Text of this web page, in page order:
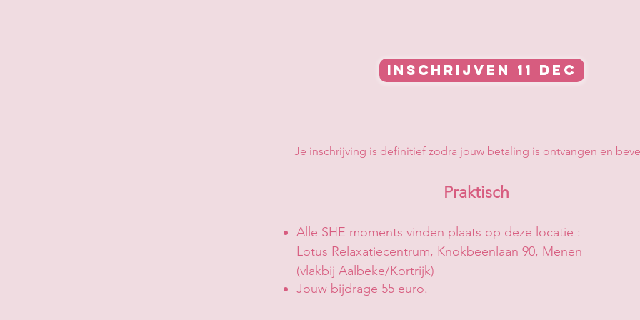
Inschrijven 11 dec
​Je inschrijving is definitief zodra jouw betaling is ontvangen en
Praktisch
Alle SHE moments vinden plaats op deze locatie :
Lotus Relaxatiecentrum, Knokbeenlaan 90, Menen
(vlakbij Aalbeke/Kortrijk)
Jouw bijdrage 55 euro.